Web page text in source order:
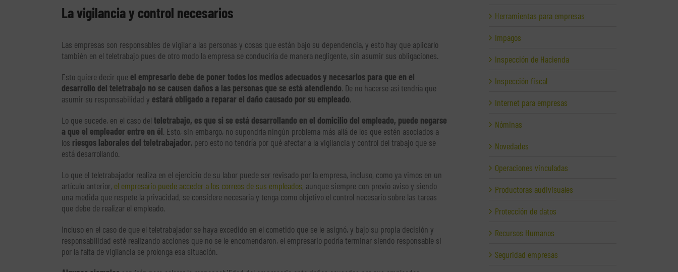
La vigilancia y control necesarios
Las empresas son responsables de vigilar a las personas y cosas que están bajo su dependencia, y esto hay que aplicarlo
también en el teletrabajo pues de otro modo la empresa se conduciría de manera negligente, sin asumir sus obligaciones.
Esto quiere decir que el empresario debe de poner todos los medios adecuados y necesarios para que en el
desarrollo del teletrabajo no se causen daños a las personas que se está atendiendo. De no hacerse así tendría que
asumir su responsabilidad y estará obligado a reparar el daño causado por su empleado.
Lo que sucede, en el caso del teletrabajo, es que si se está desarrollando en el domicilio del empleado, puede negarse
a que el empleador entre en él. Esto, sin embargo, no supondría ningún problema más allá de los que estén asociados a
los riesgos laborales del teletrabajador, pero esto no tendría por qué afectar a la vigilancia y control del trabajo que se
está desarrollando.
Lo que el teletrabajador realiza en el ejercicio de su labor puede ser revisado por la empresa, incluso, como ya vimos en un
artículo anterior, el empresario puede acceder a los correos de sus empleados, aunque siempre con previo aviso y siendo
una medida que respete la privacidad, se considere necesaria y tenga como objetivo el control necesario sobre las tareas
que debe de realizar el empleado.
Incluso en el caso de que el teletrabajador se haya excedido en el cometido que se le asignó, y bajo su propia decisión y
responsabilidad esté realizando acciones que no se le encomendaron, el empresario podría terminar siendo responsable si
por la falta de vigilancia se prolonga esa situación.
Herramientas para empresas
Impagos
Inspección de Hacienda
Inspección fiscal
Internet para empresas
Nóminas
Novedades
Operaciones vinculadas
Productoras audivisuales
Protección de datos
Recursos Humanos
Seguridad empresas